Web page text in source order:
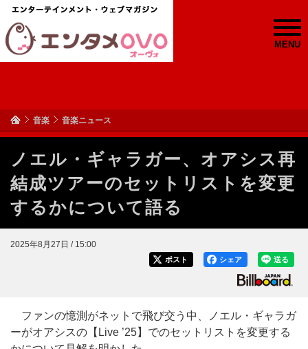
MENU
音楽 音楽ニュース
ノエル・ギャラガー、オアシス再
結成ツアーのセットリストを変更
するかについて語る
2025年8月27日 / 15:00
送る
シェア
ポスト
ファンの憶測がネットで飛び交う中、ノエル・ギャラガ
ーがオアシスの【Live ’25】でのセットリストを変更する